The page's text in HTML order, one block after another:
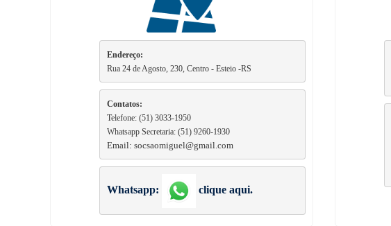
Endereço:
Rua 24 de Agosto, 230, Centro - Esteio -RS
Contatos:
Telefone: (51) 3033-1950
Whatsapp Secretaria: (51) 9260-1930
Email: socsaomiguel@gmail.com
Whatsapp: clique aqui.